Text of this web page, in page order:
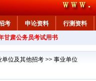
考 申论资料
行测资料
甘肃公务员考试用书
单位及其他招考 >> 事业单位